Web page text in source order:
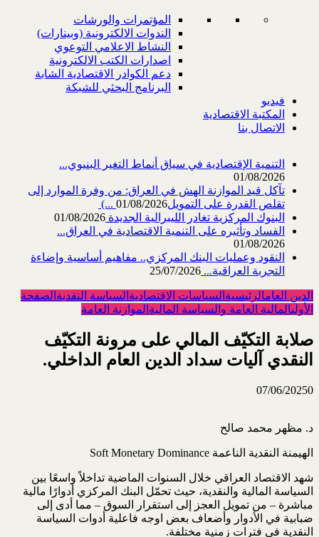
المؤتمرات والورشات
الندوات الالكترونية (وبينارات)
النشاط الاعلامي التوعوي
اصدارات الكتب الالكترونية
دعم الكوادر الاقتصادية الشابة
البرنامج البحثي للشبكة
فيديو
المكتبة الاقتصادية
الاتصال بنا
التنمية الإقتصادية في سياق أنماط التغير البنيوي...
01/08/2026
تآكل قيد الموازنة الهش في العراق: من وفرة الموارد إلى
تقلص القدرة على التمويل‎ (...01/08/2026
البنوك المركزية تغادر الليبرالية الجديدة 01/08/2026
الفساد وتأثيره على التنمية الاقتصادية في العراق...
01/08/2026
النقود وعمليات البنك المركزي.. مفاهيم أساسية وإضاءة
التجربة العراقية... 25/07/2026
الدين العامالرئيسية السياسات الاقتصادية السياسة النقدية الصفحة
الأولىالمالية العامة والسياسة المالية الموازنة العامة
صلابة التكيّف المالي على مرونة التكيّف
النقدي آليات سداد الدين العام الداخلي.‏
07/06/20250
د. مظهر محمد صالح
الهيمنة النقدية الناعمة ‏Soft Monetary Dominance‏ ‏
شهد الاقتصاد العراقي خلال السنوات الماضية تداخلاً واسعًا بين
السياسة المالية والنقدية، حيث تحمّل البنك المركزي أدوارًا ‏مالية
مباشرة – من تمويل العجز إلى استقرار السوق – مما أدى إلى
ضبابية في الأدوار وأضعاف بعض اوجه فاعلية أدوات ‏السياسة
النقدية في فترات زمنية مختلفة.‏